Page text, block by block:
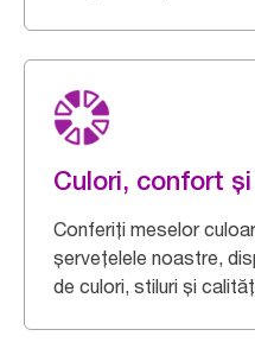
Culori, confort
Conferiți meselor
șervețelele noastre,
de culori, stiluri și